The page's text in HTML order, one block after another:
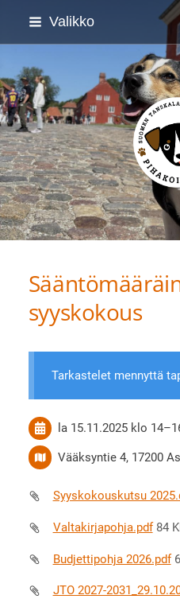
Siirry
Valikko
syyskokous
Tarkastelet mennyttä
la 15.11.2025 klo 14–
Vääksyntie 4, 17200
Syyskokouskutsu
Valtakirjapohja.pdf 84
Budjettipohja 2026.pdf
JTO 2027-